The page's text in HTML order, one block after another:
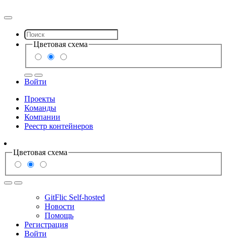
Цветовая схема
Войти
Проекты
Команды
Компании
Реестр контейнеров
Цветовая схема
GitFlic Self-hosted
Новости
Помощь
Регистрация
Войти